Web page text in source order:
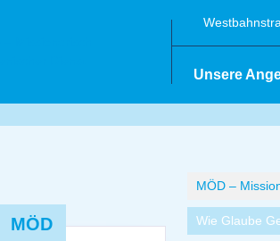
Unsere
MÖD
MÖD –
Wie Glaube